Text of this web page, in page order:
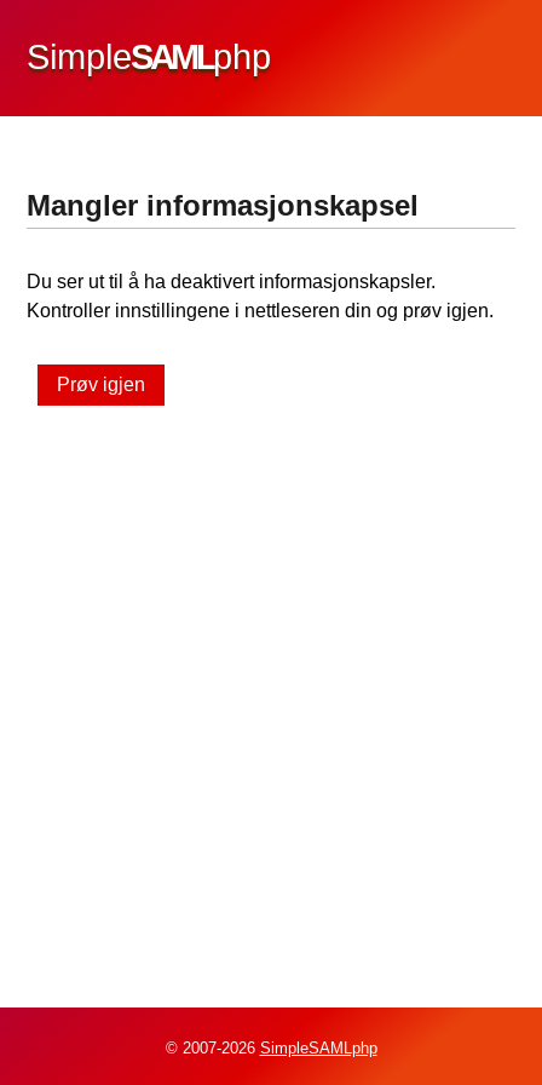
SimpleSAMLphp
Mangler informasjonskapsel
Du ser ut til å ha deaktivert informasjonskapsler.
Kontroller innstillingene i nettleseren din og prøv igjen.
Prøv igjen
© 2007-2026 SimpleSAMLphp